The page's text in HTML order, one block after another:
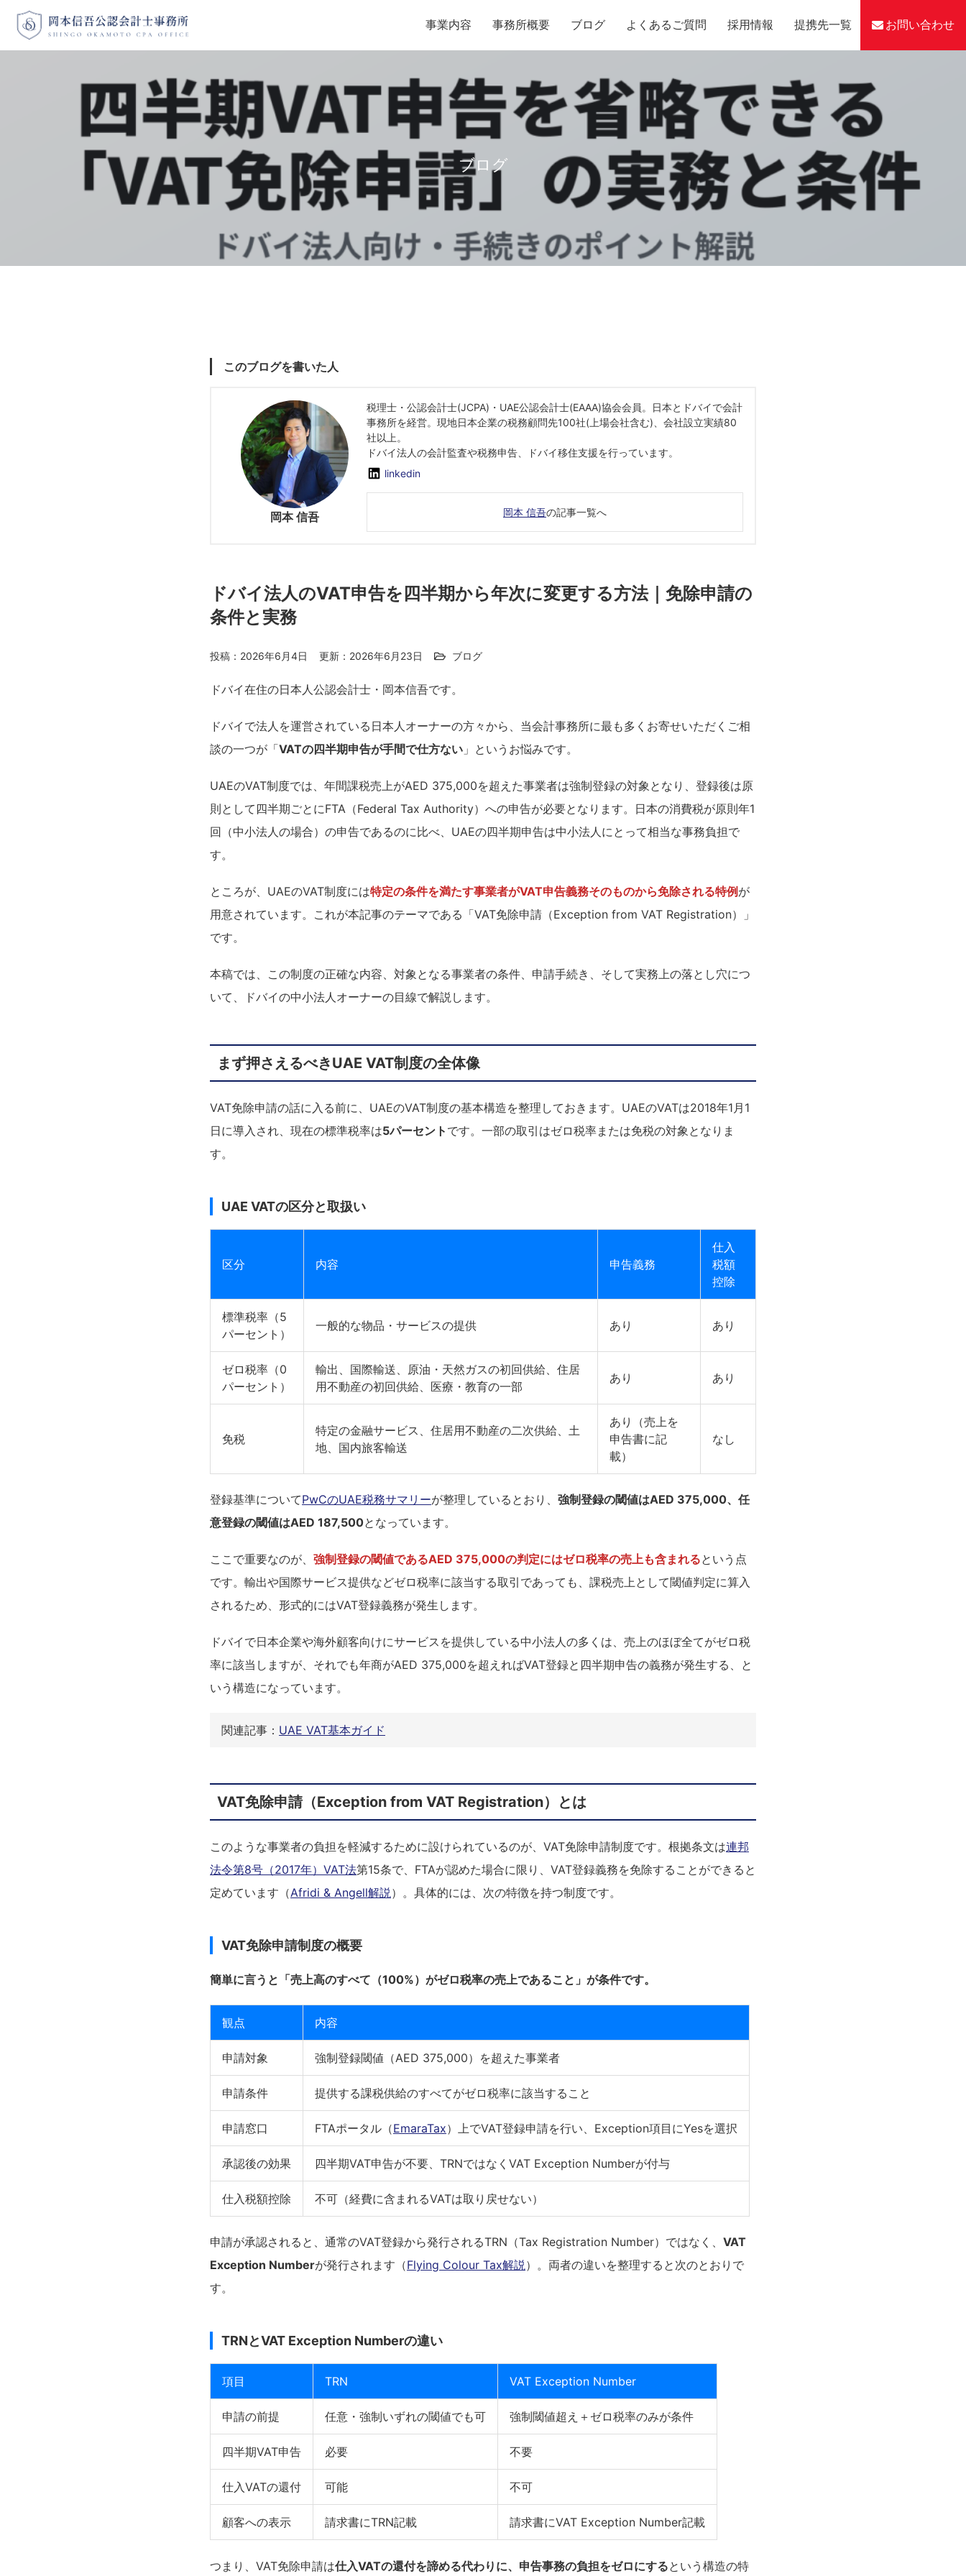
事業内容 事務所概要 ブログ よくあるご質問 採用情報 提携先一覧 お問い合わせ
ブログ
ドバイ法人のVAT申告を四半期から年次に変更する方法｜免除申請の
条件と実務
投稿：2026年6月4日 更新：2026年6月23日 ブログ
ドバイ在住の日本人公認会計士・岡本信吾です。
ドバイで法人を運営されている日本人オーナーの方々から、当会計事務所に最も多くお寄せいただくご相
談の一つが「VATの四半期申告が手間で仕方ない 」というお悩みです。
UAEのVAT制度では、年間課税売上がAED 375,000を超えた事業者は強制登録の対象となり、登録後は原
則として四半期ごとにFTA（Federal Tax Authority）への申告が必要となります。日本の消費税が原則年1
回（中小法人の場合）の申告であるのに比べ、UAEの四半期申告は中小法人にとって相当な事務負担で
す。
ところが、UAEのVAT制度には特定の条件を満たす事業者がVAT申告義務そのものから免除される特例 が
用意されています。これが本記事のテーマである「VAT免除申請（Exception from VAT Registration）」
です。
本稿では、この制度の正確な内容、対象となる事業者の条件、申請手続き、そして実務上の落とし穴につ
いて、ドバイの中小法人オーナーの目線で解説します。
まず押さえるべきUAE VAT制度の全体像
VAT免除申請の話に入る前に、UAEのVAT制度の基本構造を整理しておきます。UAEのVATは2018年1月1
日に導入され、現在の標準税率は5パーセント です。一部の取引はゼロ税率または免税の対象となりま
す。
UAE VATの区分と取扱い
区分 内容 申告義務
仕入
税額
控除
標準税率（5
パーセント）
一般的な物品・サービスの提供 あり あり
ゼロ税率（0
パーセント）
輸出、国際輸送、原油・天然ガスの初回供給、住居
用不動産の初回供給、医療・教育の一部
あり あり
免税
特定の金融サービス、住居用不動産の二次供給、土
地、国内旅客輸送
あり（売上を
申告書に記
載）
なし
登録基準についてPwCのUAE税務サマリーが整理しているとおり、 強制登録の閾値はAED 375,000、任
意登録の閾値はAED 187,500となっています。
ここで重要なのが、 強制登録の閾値であるAED 375,000の判定にはゼロ税率の売上も含まれるという点
です。輸出や国際サービス提供などゼロ税率に該当する取引であっても、課税売上として閾値判定に算入
されるため、形式的にはVAT登録義務が発生します。
ドバイで日本企業や海外顧客向けにサービスを提供している中小法人の多くは、売上のほぼ全てがゼロ税
率に該当しますが、それでも年商がAED 375,000を超えればVAT登録と四半期申告の義務が発生する、と
いう構造になっています。
関連記事： UAE VAT基本ガイド
VAT免除申請（Exception from VAT Registration）とは
このような事業者の負担を軽減するために設けられているのが、VAT免除申請制度です。根拠条文は連邦
法令第8号（2017年）VAT法第15条で、FTAが認めた場合に限り、VAT登録義務を免除することができると
定めています（Afridi & Angell解説 ）。具体的には、次の特徴を持つ制度です。
VAT免除申請制度の概要
簡単に言うと「売上高のすべて（100%）がゼロ税率の売上であること」が条件です。
観点 内容
申請対象 強制登録閾値（AED 375,000）を超えた事業者
申請条件 提供する課税供給のすべてがゼロ税率に該当すること
申請窓口 FTAポータル（EmaraTax）上でVAT登録申請を行い、Exception項目にYesを選択
承認後の効果 四半期VAT申告が不要、TRNではなくVAT Exception Numberが付与
仕入税額控除 不可（経費に含まれるVATは取り戻せない）
申請が承認されると、通常のVAT登録から発行されるTRN（Tax Registration Number）ではなく、 VAT
Exception Numberが発行されます（Flying Colour Tax解説）。両者の違いを整理すると次のとおりで
す。
TRNとVAT Exception Numberの違い
項目 TRN VAT Exception Number
申請の前提 任意・強制いずれの閾値でも可 強制閾値超え＋ゼロ税率のみが条件
四半期VAT申告 必要 不要
仕入VATの還付 可能 不可
顧客への表示 請求書にTRN記載 請求書にVAT Exception Number記載
つまり、VAT免除申請は仕入VATの還付を諦める代わりに、申告事務の負担をゼロにするという構造の特
このブログを書いた人
岡本 信吾
税理士・公認会計士(JCPA)・UAE公認会計士(EAAA)協会会員。日本とドバイで会計
事務所を経営。現地日本企業の税務顧問先100社(上場会社含む)、会社設立実績80
社以上。
ドバイ法人の会計監査や税務申告、ドバイ移住支援を行っています。
linkedin
岡本 信吾の記事一覧へ